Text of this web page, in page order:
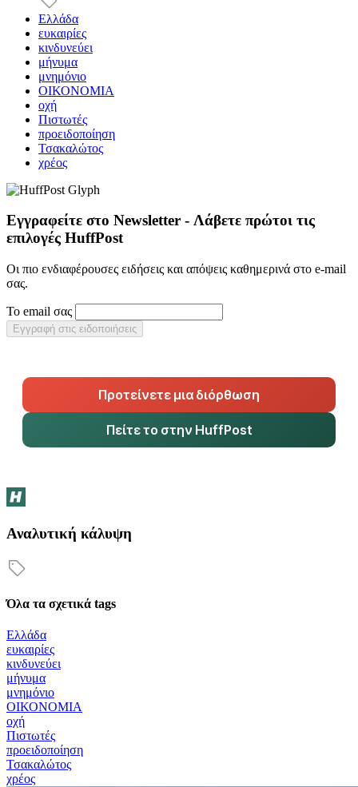
Ελλάδα
ευκαιρίες
κινδυνεύει
μήνυμα
μνημόνιο
ΟΙΚΟΝΟΜΙΑ
οχή
Πιστωτές
προειδοποίηση
Τσακαλώτος
χρέος
Εγγραφείτε στο Newsletter - Λάβετε πρώτοι τις
επιλογές HuffPost
Οι πιο ενδιαφέρουσες ειδήσεις και απόψεις καθημερινά στο e-mail
σας.
Το email σας
Εγγραφή στις ειδοποιήσεις
Προτείνετε μια διόρθωση
Πείτε το στην HuffPost
Αναλυτική κάλυψη
Όλα τα σχετικά tags
Ελλάδα
ευκαιρίες
κινδυνεύει
μήνυμα
μνημόνιο
ΟΙΚΟΝΟΜΙΑ
οχή
Πιστωτές
προειδοποίηση
Τσακαλώτος
χρέος